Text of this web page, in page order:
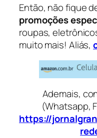
Então, não fique
promoções
roupas,
muito mais! Aliás,
Ademais,
(Whatsapp,
https://